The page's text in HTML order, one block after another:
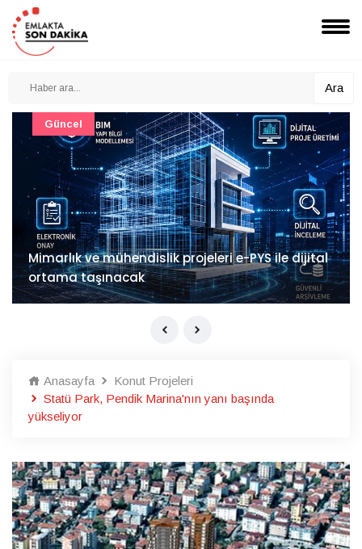
Ara
Mimarlık ve mühendislik projeleri e-PYS ile dijital
ortama taşınacak
Güncel
Anasayfa
Konut Projeleri
Statü Park, Pendik Marina'nın yanı başında
yükseliyor